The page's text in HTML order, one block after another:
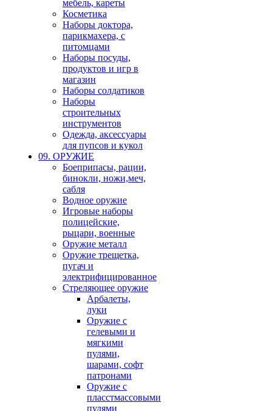
мебель, кареты
Косметика
Наборы доктора,
парикмахера, с
питомцами
Наборы посуды,
продуктов и игр в
магазин
Наборы солдатиков
Наборы
строительных
инструментов
Одежда, аксессуары
для пупсов и кукол
09. ОРУЖИЕ
Боеприпасы, рации,
бинокли, ножи,меч,
сабля
Водное оружие
Игровые наборы
полицейские,
рыцари, военные
Оружие металл
Оружие трещетка,
пугач и
электрифицированное
Стреляющее оружие
Арбалеты,
луки
Оружие с
гелевыми и
мягкими
пулями,
шарами, софт
патронами
Оружие с
пласстмассовыми
пулями